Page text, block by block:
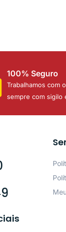
100% Seguro
Trabalhamos com
sempre com sigilo